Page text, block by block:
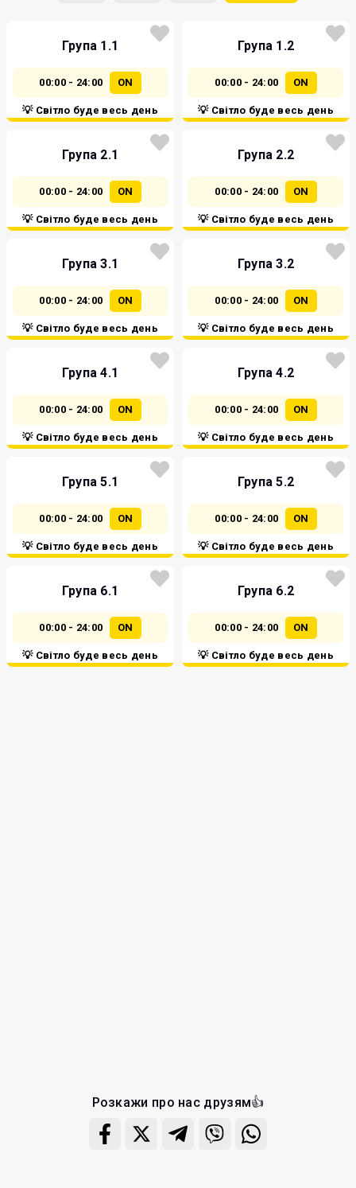
Група 1.1
00:00 - 24:00 ON
💡 Світло буде весь день
Група 1.2
00:00 - 24:00 ON
💡 Світло буде весь день
Група 2.1
00:00 - 24:00 ON
💡 Світло буде весь день
Група 2.2
00:00 - 24:00 ON
💡 Світло буде весь день
Група 3.1
00:00 - 24:00 ON
💡 Світло буде весь день
Група 3.2
00:00 - 24:00 ON
💡 Світло буде весь день
Група 4.1
00:00 - 24:00 ON
💡 Світло буде весь день
Група 4.2
00:00 - 24:00 ON
💡 Світло буде весь день
Група 5.1
00:00 - 24:00 ON
💡 Світло буде весь день
Група 5.2
00:00 - 24:00 ON
💡 Світло буде весь день
Група 6.1
00:00 - 24:00 ON
💡 Світло буде весь день
Група 6.2
00:00 - 24:00 ON
💡 Світло буде весь день
Розкажи про нас друзям👍